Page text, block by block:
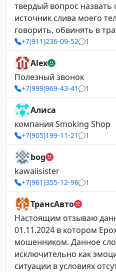
твердый вопрос назвать
источник слива моего
говорить, обвинять в
+7(911)236-09-52 1
Alex
Полезный звонок
+7(999)969-43-41 1
Алиса
компания Smoking Shop
+7(905)199-11-21 1
bog
kawaiisister
+7(961)355-12-96 1
ТрансАвто
Настоящим отзываю
01.11.2024 в котором
мошенником. Данное
исключительно как
ситуации в условиях